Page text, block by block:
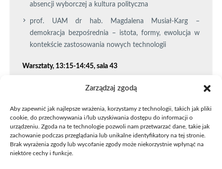
Zarządzaj zgodą
Aby zapewnić jak najlepsze wrażenia, korzystamy z technologii, takich jak pliki
cookie, do przechowywania i/lub uzyskiwania dostępu do informacji o
urządzeniu. Zgoda na te technologie pozwoli nam przetwarzać dane, takie jak
zachowanie podczas przeglądania lub unikalne identyfikatory na tej stronie.
Brak wyrażenia zgody lub wycofanie zgody może niekorzystnie wpłynąć na
niektóre cechy i funkcje.
absencji wyborczej a kultura polityczna
prof. UAM dr hab. Magdalena Musiał-Karg –
demokracja bezpośrednia – istota, formy, ewolucja w
kontekście zastosowania nowych technologii
Warsztaty, 13:15-14:45, sala 43
dr Beata Pająk-Patkowska – przesłanki aktywności
dr Natasza Lubik-Reczek – debaty oksfordzkie jako
narzędzie rozwoju kompetencji obywatelskich
Koordynator projektu: dr Marcin Rachwał, Zakład Teorii